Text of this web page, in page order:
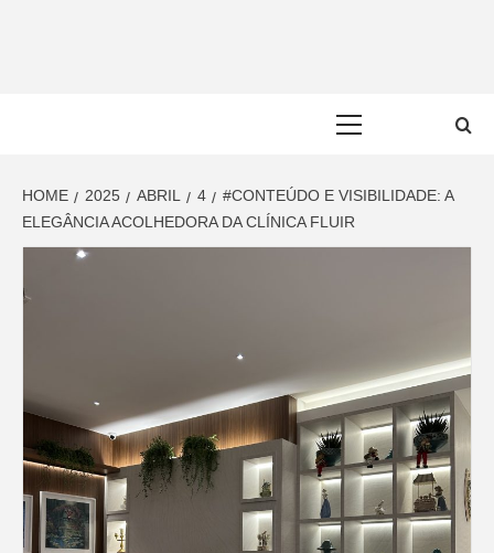
HOME 2025 ABRIL 4
#CONTEÚDO E VISIBILIDADE: A
ELEGÂNCIA ACOLHEDORA DA CLÍNICA FLUIR